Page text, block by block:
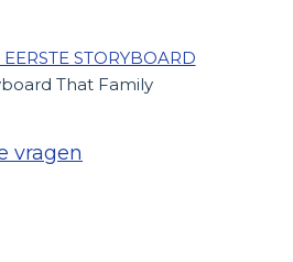
STORYBOARD
vragen